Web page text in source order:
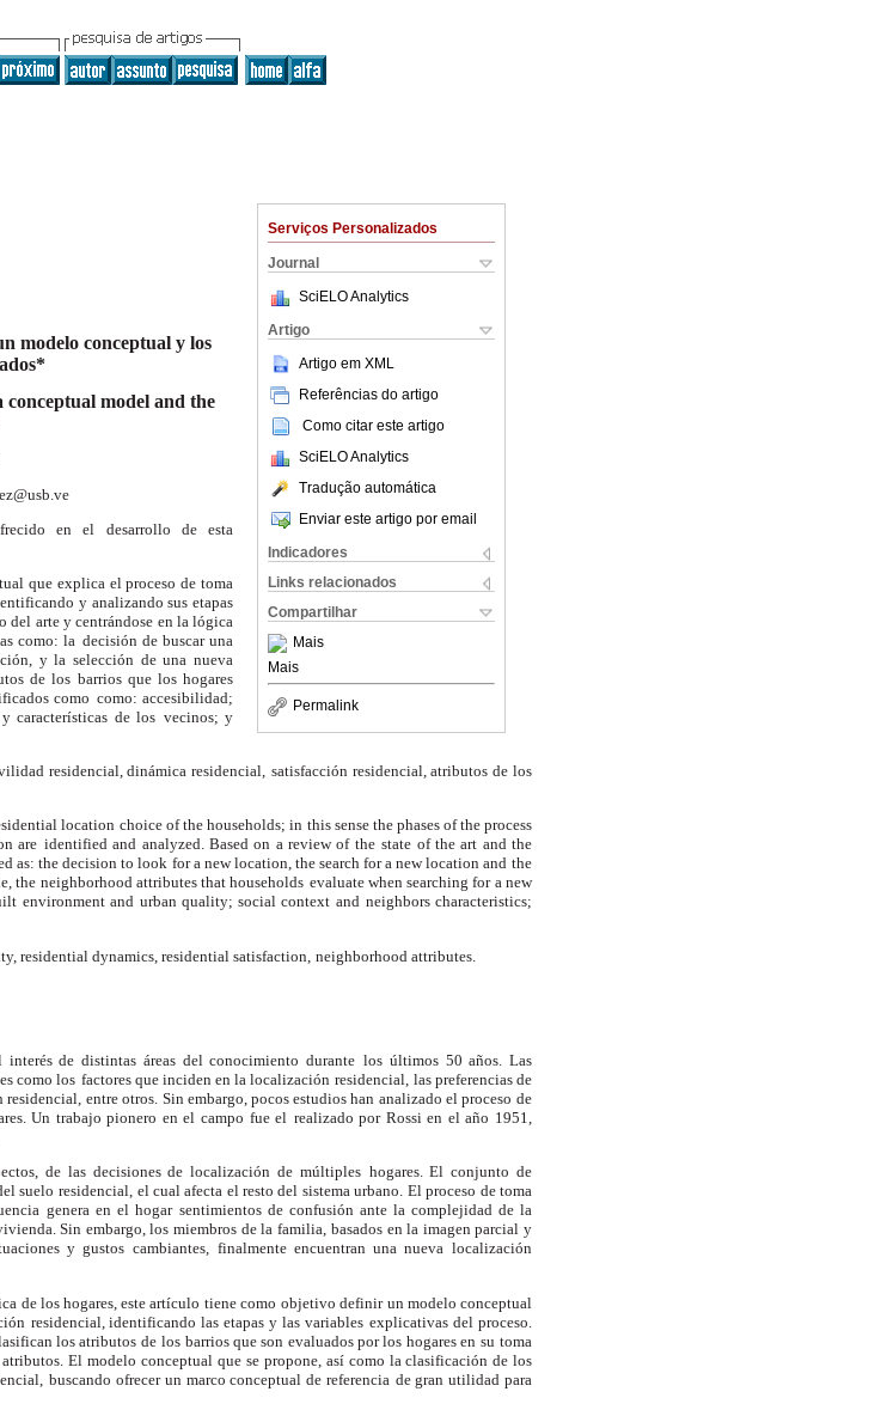
Serviços Personalizados
Journal
SciELO Analytics
Artigo
Artigo em XML
Referências do artigo
Como citar este artigo
SciELO Analytics
Tradução automática
Enviar este artigo por email
Indicadores
Links relacionados
Compartilhar
Mais
Mais
Permalink
modelo conceptual y los
conceptual model and the
en el
desarrollo de esta
que explica el proceso de toma
y analizando sus etapas
del arte y centrándose en la lógica
como: la decisión de buscar una
y la selección de una nueva
de los barrios que los hogares
como como: accesibilidad;
características de los vecinos; y
residencial, dinámica residencial, satisfacción residencial, atributos de los
location choice of the households; in this sense the phases of the process
are identified and analyzed. Based on a review of the state of the art and the
as: the decision to look for a new location, the search for a new location and the
the neighborhood attributes that households evaluate when searching for a new
environment and urban quality; social context and neighbors characteristics;
residential dynamics, residential satisfaction, neighborhood attributes.
interés de distintas áreas del conocimiento durante los últimos 50 años. Las
como los factores que inciden en la localización residencial, las preferencias de
residencial, entre otros. Sin embargo, pocos estudios han analizado el proceso de
Un trabajo pionero en el campo fue el realizado por Rossi en el año 1951,
de las decisiones de localización de múltiples hogares. El conjunto de
suelo residencial, el cual afecta el resto del sistema urbano. El proceso de toma
genera en el hogar sentimientos de confusión ante la complejidad de la
Sin embargo, los miembros de la familia, basados en la imagen parcial y
y gustos cambiantes, finalmente encuentran una nueva localización
de los hogares, este artículo tiene como objetivo definir un modelo conceptual
residencial, identificando las etapas y las variables explicativas del proceso.
los atributos de los barrios que son evaluados por los hogares en su toma
atributos. El modelo conceptual que se propone, así como la clasificación de los
buscando ofrecer un marco conceptual de referencia de gran utilidad para